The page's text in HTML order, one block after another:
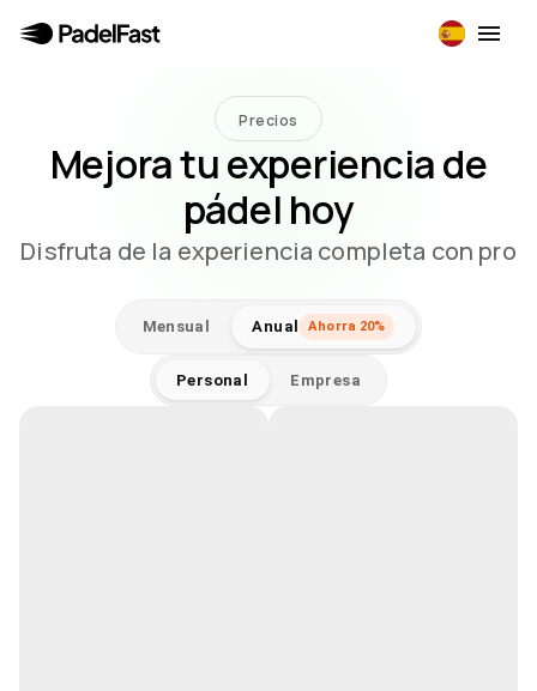
Precios
Mejora tu experiencia de
pádel hoy
Disfruta de la experiencia completa con pro
Mensual Anual Ahorra 20%
Personal Empresa